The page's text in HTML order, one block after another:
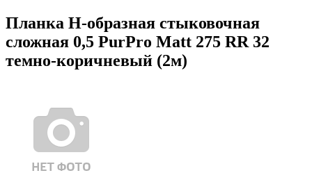
Планка Н-образная стыковочная
сложная 0,5 PurPro Matt 275 RR 32
темно-коричневый (2м)